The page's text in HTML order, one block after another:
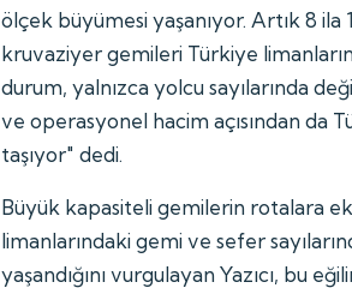
ölçek büyümesi yaşanıyor. Artık 8
kruvaziyer gemileri Türkiye
durum, yalnızca yolcu sayılarında
ve operasyonel hacim açısından da
taşıyor" dedi.
Büyük kapasiteli gemilerin rotalara
limanlarındaki gemi ve sefer
yaşandığını vurgulayan Yazıcı, bu